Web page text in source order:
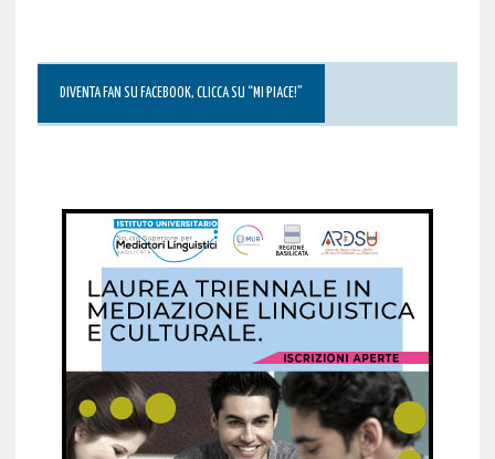
DIVENTA FAN SU FACEBOOK, CLICCA SU “MI PIACE!”